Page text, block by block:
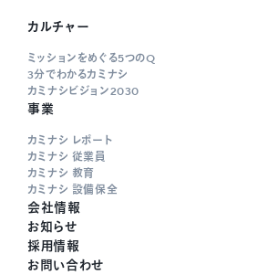
カルチャー
ミッションをめぐる5つのQ
3分でわかるカミナシ
カミナシビジョン2030
事業
カミナシ レポート
カミナシ 従業員
カミナシ 教育
カミナシ 設備保全
会社情報
お知らせ
採用情報
お問い合わせ